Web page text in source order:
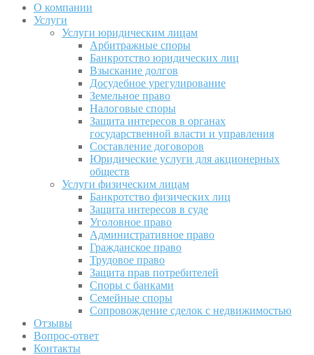
О компании
Услуги
Услуги юридическим лицам
Арбитражные споры
Банкротство юридических лиц
Взыскание долгов
Досудебное урегулирование
Земельное право
Налоговые споры
Защита интересов в органах
государственной власти и управления
Составление договоров
Юридические услуги для акционерных
обществ
Услуги физическим лицам
Банкротство физических лиц
Защита интересов в суде
Уголовное право
Административное право
Гражданское право
Трудовое право
Защита прав потребителей
Споры с банками
Семейные споры
Сопровождение сделок с недвижимостью
Отзывы
Вопрос-ответ
Контакты